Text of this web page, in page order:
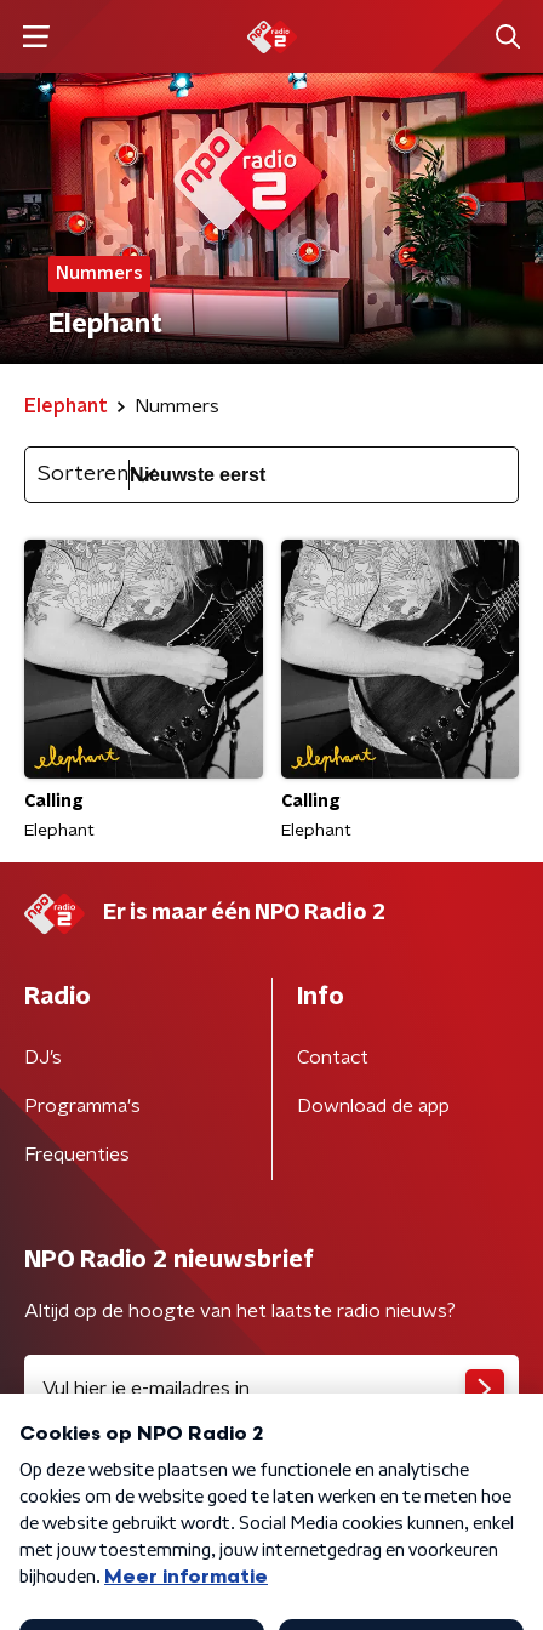
Nummers
Elephant
Elephant Nummers
Sorteren
Calling
Elephant
Calling
Elephant
Er is maar één NPO Radio 2
Radio
DJ’s
Programma's
Frequenties
Info
Contact
Download de app
NPO Radio 2 nieuwsbrief
Altijd op de hoogte van het laatste radio nieuws?
Algemene voorwaarden